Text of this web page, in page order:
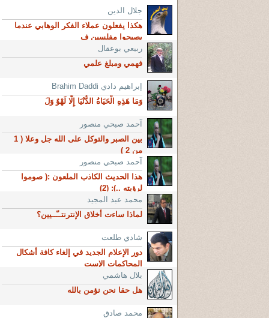
جلال الدين
هكذا يفعلون عملاء الفكر الوهابي عندما
يصبحوا مفلسين ف
ربيعي بوعقال
فهمي ومبلغ علمي
إبراهيم دادي Brahim Daddi
وَمَا هَذِهِ الْحَيَاةُ الدُّنْيَا إِلَّا لَهْوٌ وَلَ
آحمد صبحي منصور
بين الصبر والتوكل على الله جل وعلا ( 1
من 2 )
آحمد صبحي منصور
هذا الحديث الكاذب الملعون :( صوموا
لرؤيته ..): (2)
محمد عبد المجيد
لماذا ساءت أخلاق الإنترنتــّــيين؟
شادي طلعت
دور الإعلام الجديد في إلغاء كافة أشكال
المحاكمات الإست
بلال هاشمي
هل حقا نحن نؤمن بالله
محمد صادق